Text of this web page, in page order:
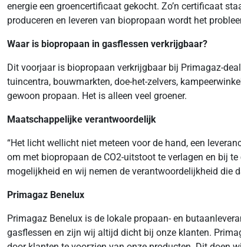
energie een groencertificaat gekocht. Zo’n certificaat
produceren en leveren van biopropaan wordt het
Waar is biopropaan in gasflessen verkrijgbaar?
Dit voorjaar is biopropaan verkrijgbaar bij Primagaz-
tuincentra, bouwmarkten, doe-het-zelvers,
gewoon propaan. Het is alleen veel groener.
Maatschappelijke verantwoordelijk
“Het licht wellicht niet meteen voor de hand, een
om met biopropaan de CO2-uitstoot te verlagen en bij
mogelijkheid en wij nemen de verantwoordelijkheid die
Primagaz Benelux
Primagaz Benelux is de lokale propaan- en
gasflessen en zijn wij altijd dicht bij onze klanten.